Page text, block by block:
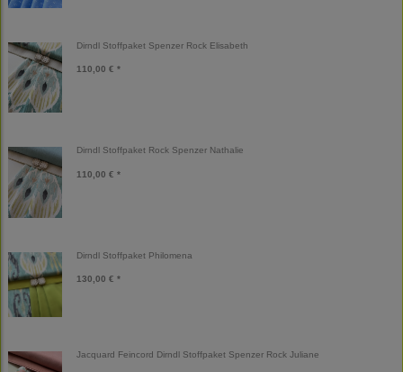
Dirndl Stoffpaket Spenzer Rock Elisabeth
110,00 € *
Dirndl Stoffpaket Rock Spenzer Nathalie
110,00 € *
Dirndl Stoffpaket Philomena
130,00 € *
Jacquard Feincord Dirndl Stoffpaket Spenzer Rock Juliane